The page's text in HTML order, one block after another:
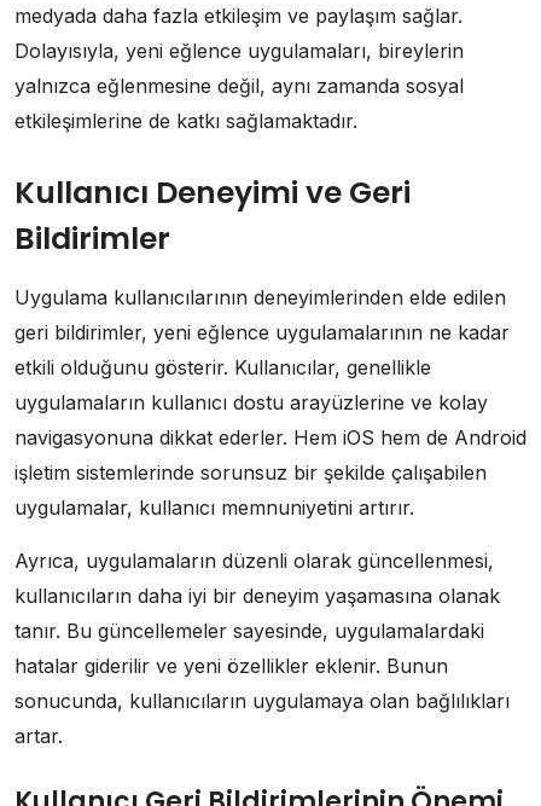
medyada daha fazla etkileşim ve paylaşım sağlar.
Dolayısıyla, yeni eğlence uygulamaları, bireylerin
yalnızca eğlenmesine değil, aynı zamanda sosyal
etkileşimlerine de katkı sağlamaktadır.
Kullanıcı Deneyimi ve Geri
Bildirimler
Uygulama kullanıcılarının deneyimlerinden elde edilen
geri bildirimler, yeni eğlence uygulamalarının ne kadar
etkili olduğunu gösterir. Kullanıcılar, genellikle
uygulamaların kullanıcı dostu arayüzlerine ve kolay
navigasyonuna dikkat ederler. Hem iOS hem de Android
işletim sistemlerinde sorunsuz bir şekilde çalışabilen
uygulamalar, kullanıcı memnuniyetini artırır.
Ayrıca, uygulamaların düzenli olarak güncellenmesi,
kullanıcıların daha iyi bir deneyim yaşamasına olanak
tanır. Bu güncellemeler sayesinde, uygulamalardaki
hatalar giderilir ve yeni özellikler eklenir. Bunun
sonucunda, kullanıcıların uygulamaya olan bağlılıkları
artar.